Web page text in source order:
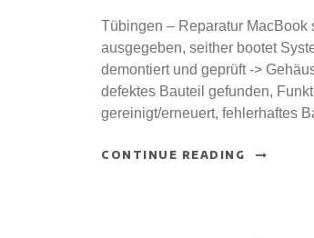
Tübingen – Reparatur
ausgegeben, seither bootet
demontiert und geprüft ->
defektes Bauteil gefunden,
gereinigt/erneuert, fehlerhaftes
CONTINUE READING